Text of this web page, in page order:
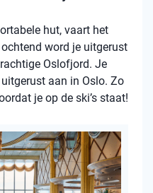
hut, vaart het
word je uitgerust
Oslofjord. Je
aan in Oslo. Zo
je op de ski’s staat!